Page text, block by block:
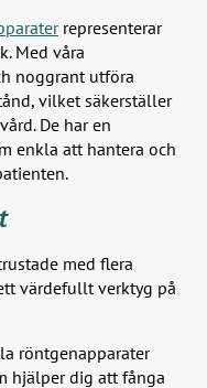
representerar
Med våra
noggrant utföra
vilket säkerställer
De har en
enkla att hantera och
med flera
värdefullt verktyg på
röntgenapparater
hjälper dig att fånga